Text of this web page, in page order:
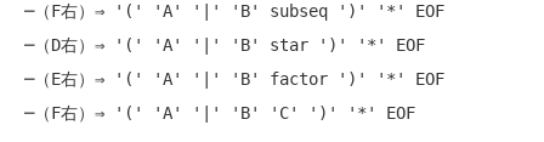
─（F右）⇒ '(' 'A' '|' 'B' subseq ')' '*' EOF
─（D右）⇒ '(' 'A' '|' 'B' star ')' '*' EOF
─（E右）⇒ '(' 'A' '|' 'B' factor ')' '*' EOF